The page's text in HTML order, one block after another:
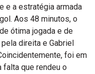
e a estratégia armada
Aos 48 minutos, o
ótima jogada e de
direita e Gabriel
foi em
falta que rendeu o